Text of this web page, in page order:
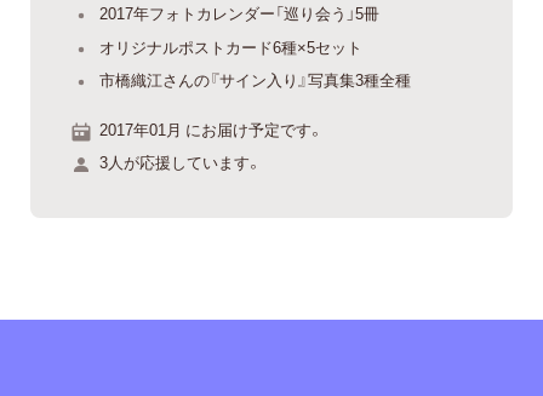
2017年フォトカレンダー「巡り会う」5冊
オリジナルポストカード6種×5セット
市橋織江さんの『サイン入り』写真集3種全種
2017年01月 にお届け予定です。
3人が応援しています。